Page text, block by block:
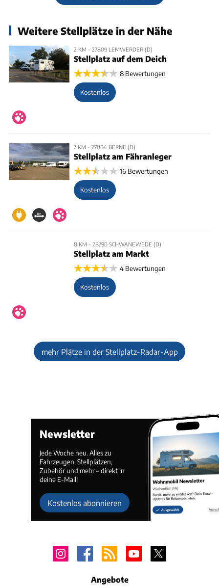
Weitere Stellplätze in der Nähe
2 KM - 27809 LEMWERDER (D)
Stellplatz auf dem Deich
8 Bewertungen
Kostenlos
7 KM - 27804 BERNE (D)
Stellplatz am Fähranleger
16 Bewertungen
Kostenlos
8 KM - 28790 SCHWANEWEDE (D)
Stellplatz am Markt
4 Bewertungen
Kostenlos
mehr Plätze in der Stellplatz-Radar-App
Newsletter
Jede Woche neu. Alles zu
Fahrzeugen, Stellplätzen,
Zubehör und mehr – direkt in
deine E-Mail!
Kostenlos abonnieren
Angebote